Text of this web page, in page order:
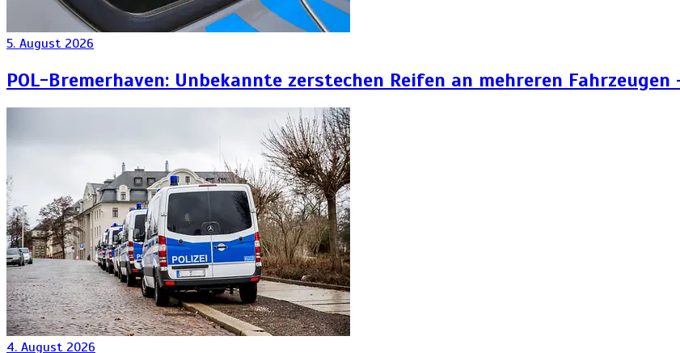
5. August 2026
POL-Bremerhaven: Unbekannte zerstechen Reifen an mehreren
4. August 2026